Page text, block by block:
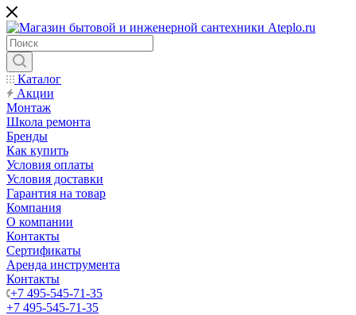
Каталог
Акции
Монтаж
Школа ремонта
Бренды
Как купить
Условия оплаты
Условия доставки
Гарантия на товар
Компания
О компании
Контакты
Сертификаты
Аренда инструмента
Контакты
+7 495-545-71-35
+7 495-545-71-35